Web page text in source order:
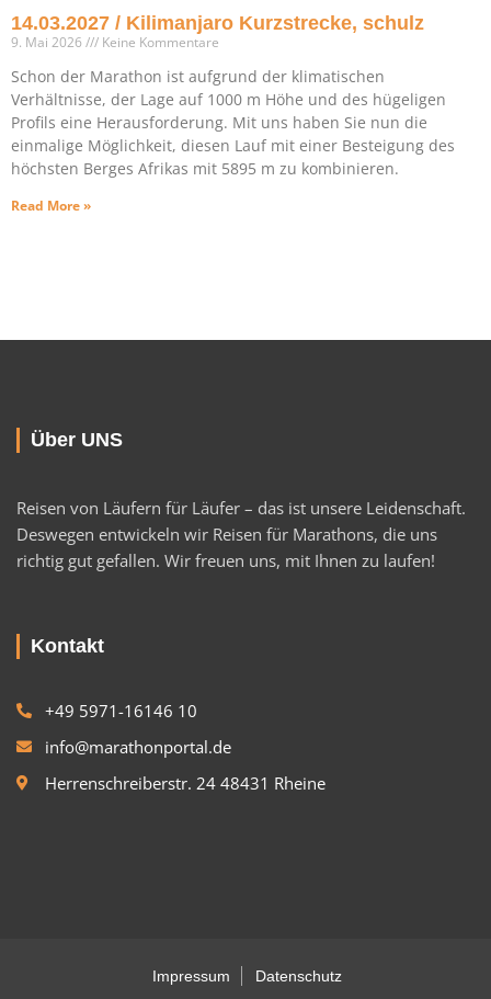
14.03.2027 / Kilimanjaro Kurzstrecke, schulz
9. Mai 2026 Keine Kommentare
Schon der Marathon ist aufgrund der klimatischen
Verhältnisse, der Lage auf 1000 m Höhe und des hügeligen
Profils eine Herausforderung. Mit uns haben Sie nun die
einmalige Möglichkeit, diesen Lauf mit einer Besteigung des
höchsten Berges Afrikas mit 5895 m zu kombinieren.
Read More »
Über UNS
Reisen von Läufern für Läufer – das ist unsere Leidenschaft.
Deswegen entwickeln wir Reisen für Marathons, die uns
richtig gut gefallen. Wir freuen uns, mit Ihnen zu laufen!
Kontakt
+49 5971-16146 10
info@marathonportal.de
Herrenschreiberstr. 24 48431 Rheine
Impressum Datenschutz